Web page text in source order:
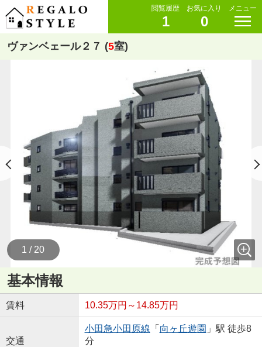
閲覧履歴
1
お気に入り
0
メニュー
ヴァンベェール２７ (5室)
1 / 20
基本情報
賃料 10.35万円～14.85万円
交通
小田急小田原線 「 向ヶ丘遊園 」駅 徒歩8
分